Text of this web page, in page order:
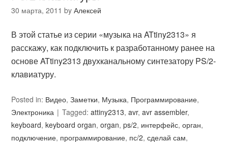
30 марта, 2011 byАлексей
В этой статье из серии «музыка на ATtiny2313» я
расскажу, как подключить к разработанному ранее на
основе ATtiny2313 двухканальному синтезатору PS/2-
клавиатуру.
Posted in: Видео,Заметки, Музыка, Программирование,
Электроника
Tagged:attiny2313,avr,avr assembler,
keyboard,keyboard organ,organ,ps/2, интерфейс,орган,
подключение, программирование, пс/2,сделай сам,